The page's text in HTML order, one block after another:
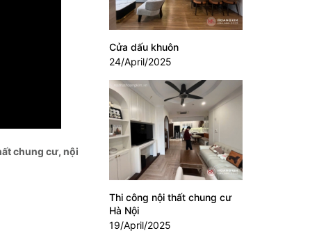
chung cư, nội
Cửa dấu khuôn
24/April/2025
Thi công nội thất chung cư
Hà Nội
19/April/2025